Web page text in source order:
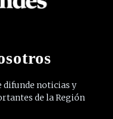
difunde noticias y
de la Región